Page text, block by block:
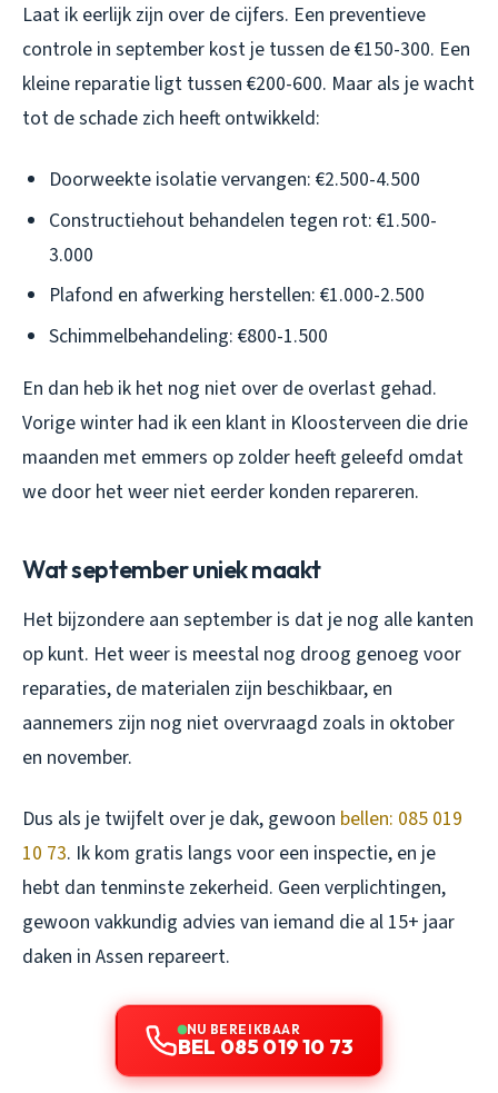
Laat ik eerlijk zijn over de cijfers. Een preventieve
controle in september kost je tussen de €150-300. Een
kleine reparatie ligt tussen €200-600. Maar als je wacht
tot de schade zich heeft ontwikkeld:
Doorweekte isolatie vervangen: €2.500-4.500
Constructiehout behandelen tegen rot: €1.500-
3.000
Plafond en afwerking herstellen: €1.000-2.500
Schimmelbehandeling: €800-1.500
En dan heb ik het nog niet over de overlast gehad.
Vorige winter had ik een klant in Kloosterveen die drie
maanden met emmers op zolder heeft geleefd omdat
we door het weer niet eerder konden repareren.
Wat september uniek maakt
Het bijzondere aan september is dat je nog alle kanten
op kunt. Het weer is meestal nog droog genoeg voor
reparaties, de materialen zijn beschikbaar, en
aannemers zijn nog niet overvraagd zoals in oktober
en november.
Dus als je twijfelt over je dak, gewoon bellen: 085 019
10 73. Ik kom gratis langs voor een inspectie, en je
hebt dan tenminste zekerheid. Geen verplichtingen,
gewoon vakkundig advies van iemand die al 15+ jaar
daken in Assen repareert.
NU BEREIKBAAR
BEL 085 019 10 73